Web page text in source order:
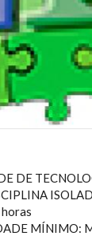
DE
MÍNIMO: